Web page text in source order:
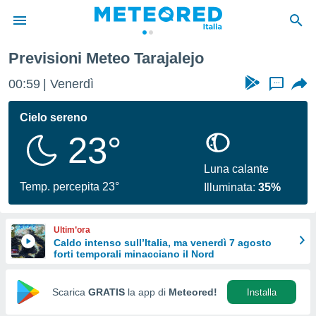
di
per
le
di
Web
Previsioni Meteo Tarajalejo
00:59 Venerdì ...
Cielo sereno
23°
Temp. percepita 23°
Luna calante
Illuminata:35%
Ultim’ora
Caldo intenso sull’Italia, ma venerdì 7 agosto
forti temporali minacciano il Nord
Scarica GRATIS la app di Meteored! Installa